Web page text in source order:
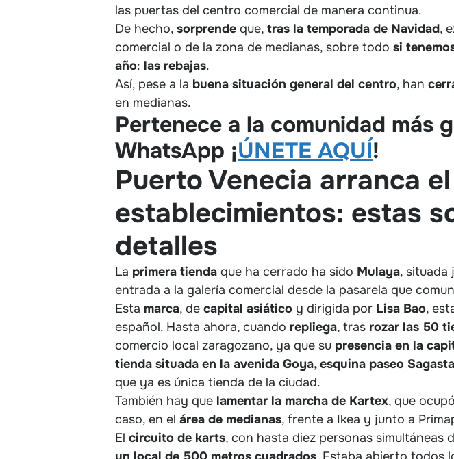
las puertas del centro comercial de manera continua.
De hecho, sorprende que, tras la temporada de Navidad,
comercial o de la zona de medianas, sobre todo si
año: las rebajas.
Así, pese a la buena situación general del centro, han
en medianas.
Pertenece a la comunidad más
WhatsApp ¡ÚNETE AQUÍ!
Puerto Venecia arranca
establecimientos: estas
detalles
La primera tienda que ha cerrado ha sido Mulaya, situada
entrada a la galería comercial desde la pasarela que
Esta marca, de capital asiático y dirigida por Lisa Bao,
español. Hasta ahora, cuando repliega, tras rozar las 50
comercio local zaragozano, ya que su presencia en la
tienda situada en la avenida Goya, esquina paseo Sagasta
que ya es única tienda de la ciudad.
También hay que lamentar la marcha de Kartex, que
caso, en el área de medianas, frente a Ikea y junto a
El circuito de karts, con hasta diez personas simultáneas